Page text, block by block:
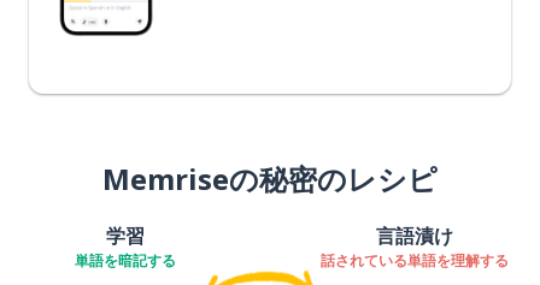
Memriseの秘密のレシピ
学習
単語を暗記する
言語漬け
話されている単語を理解する